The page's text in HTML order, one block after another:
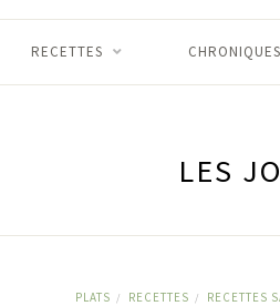
RECETTES CHRONIQUES
LES
PLATS / RECETTES / RECETTES